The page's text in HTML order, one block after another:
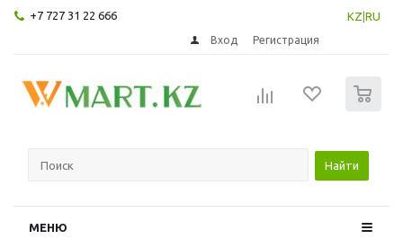
+7 727 31 22 666 KZ RU
Вход Регистрация
Найти
МЕНЮ